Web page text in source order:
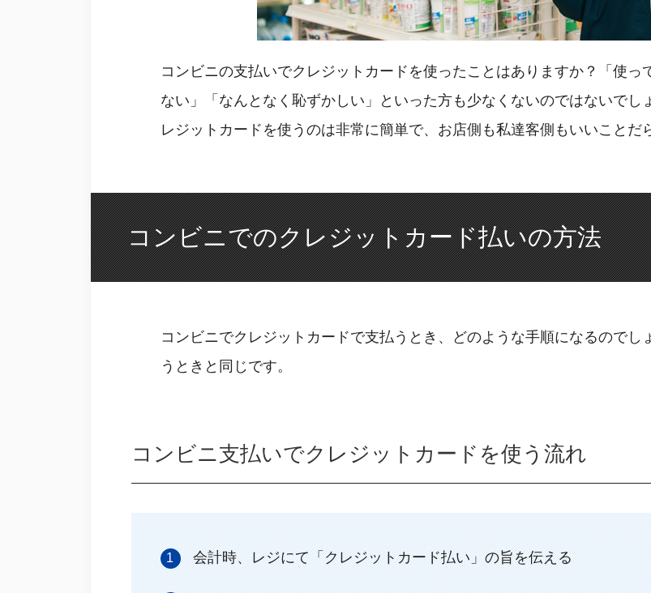
コンビニの支払いでクレジットカードを使ったことはありますか？「使っ
ない」「なんとなく恥ずかしい」といった方も少なくないのではないでし
レジットカードを使うのは非常に簡単で、お店側も私達客側もいいことだ
コンビニでのクレジットカード払いの方法
コンビニでクレジットカードで支払うとき、どのような手順になるので
うときと同じです。
コンビニ支払いでクレジットカードを使う流れ
会計時、レジにて「クレジットカード払い」の旨を伝える